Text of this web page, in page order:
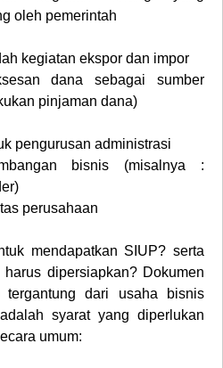
oleh pemerintah
kegiatan ekspor dan impor
dana sebagai sumber
pinjaman dana)
pengurusan administrasi
bisnis (misalnya :
perusahaan
mendapatkan SIUP? serta
dipersiapkan? Dokumen
tergantung dari usaha bisnis
syarat yang diperlukan
umum: